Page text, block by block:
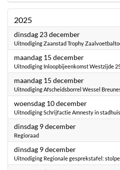
2025
dinsdag 23 december2025
Uitnodiging Zaanstad Trophy
maandag 15 december2025
Uitnodiging Inloopbijeenkomst Westzijde
maandag 15 december2025
Uitnodiging Afscheidsborrel Wessel
woensdag 10 december2025
Uitnodiging Schrijfactie Amnesty in stadhuis
dinsdag 9 december2025
Regioraad
dinsdag 9 december2025
Uitnodiging Regionale gesprekstafel: